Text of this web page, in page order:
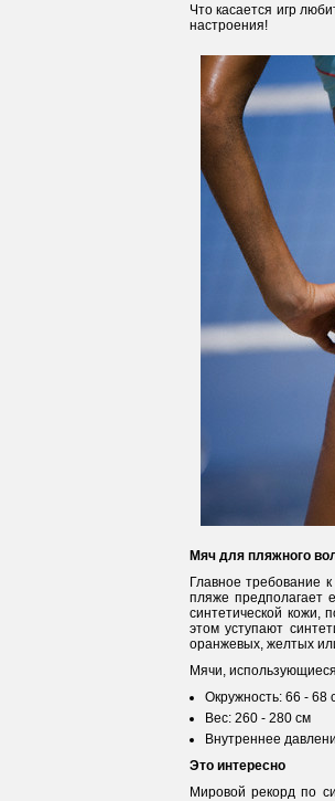
Что касается игр
настроения!
Мяч для пляжного
Главное требование
пляже предполагает
синтетической кожи,
этом уступают
оранжевых, желтых
Мячи,
Окружность: 66 - 68
Вес: 260 - 280 см
Внутреннее
Это интересно
Мировой рекорд по